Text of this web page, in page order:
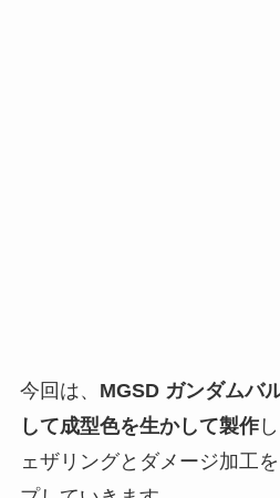
今回は、 MGSD ガンダムバ
して成型色を生かして製作
ェザリングとダメージ加工